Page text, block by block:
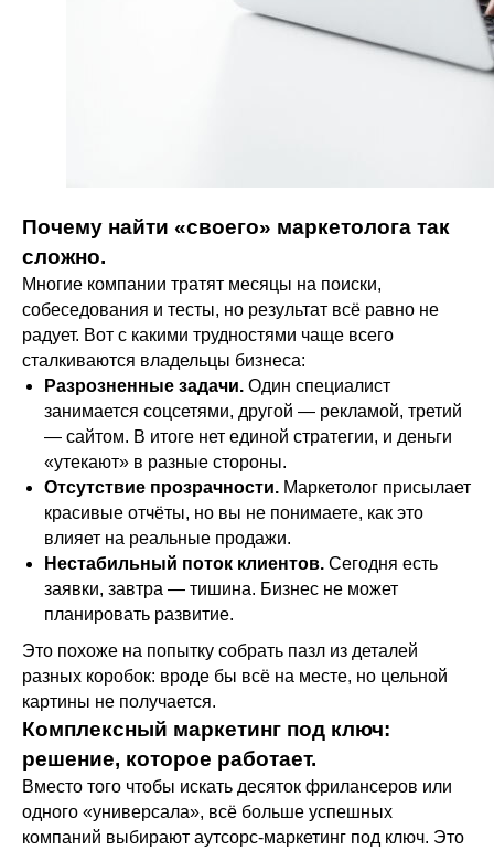
Почему найти «своего» маркетолога так
сложно.
Многие компании тратят месяцы на поиски,
собеседования и тесты, но результат всё равно не
радует. Вот с какими трудностями чаще всего
сталкиваются владельцы бизнеса:
Разрозненные задачи. Один специалист
занимается соцсетями, другой — рекламой, третий
— сайтом. В итоге нет единой стратегии, и деньги
«утекают» в разные стороны.
Отсутствие прозрачности. Маркетолог присылает
красивые отчёты, но вы не понимаете, как это
влияет на реальные продажи.
Нестабильный поток клиентов. Сегодня есть
заявки, завтра — тишина. Бизнес не может
планировать развитие.
Это похоже на попытку собрать пазл из деталей
разных коробок: вроде бы всё на месте, но цельной
картины не получается.
Комплексный маркетинг под ключ:
решение, которое работает.
Вместо того чтобы искать десяток фрилансеров или
одного «универсала», всё больше успешных
компаний выбирают аутсорс-маркетинг под ключ. Это